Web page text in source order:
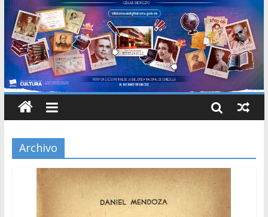
Gaceta Oficial de la República de Venezuela año CXXXIII Mes V,
Caracas 09 de marzo de 2006 N° 38.394
Catálogo temático de obras de Modesta Bor
Archivo